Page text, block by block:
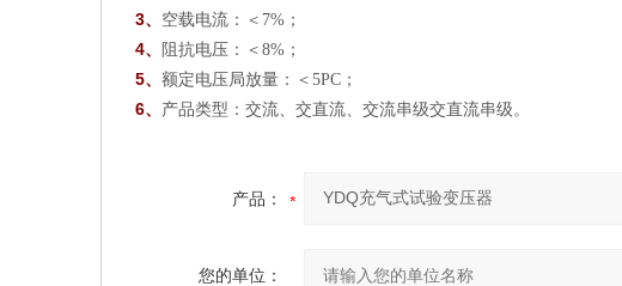
3、 空载电流：＜7%；
4、 阻抗电压：＜8%；
5、 额定电压局放量：＜5PC；
6、 产品类型：交流、交直流、交流串级交直流串级。
产品：
您的单位：